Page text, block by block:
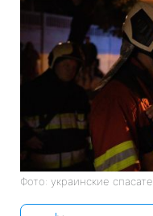
Фото: украинские